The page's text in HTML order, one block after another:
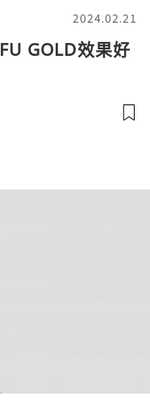
2024.02.21
GOLD效果好